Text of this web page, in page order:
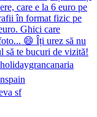
sf